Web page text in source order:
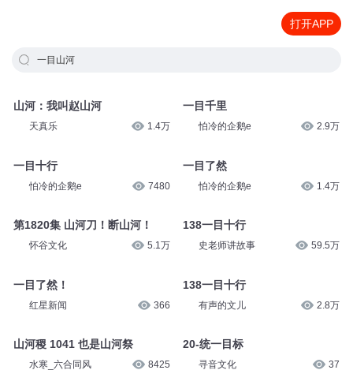
打开APP
一目山河
山河：我叫赵山河
天真乐 1.4万
一目十行
怕冷的企鹅e 7480
第1820集 山河刀！断山河！
怀谷文化 5.1万
一目了然！
红星新闻 366
山河稷 1041 也是山河祭
水寒_六合同风 8425
一目千里
怕冷的企鹅e 2.9万
一目了然
怕冷的企鹅e 1.4万
138一目十行
史老师讲故事 59.5万
138一目十行
有声的文儿 2.8万
20-统一目标
寻音文化 37